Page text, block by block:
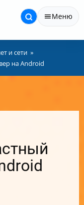
Меню
и сети
на Android